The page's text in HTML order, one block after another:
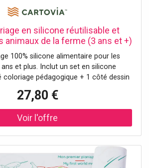
en silicone réutilisable et
animaux de la ferme (3 ans et +)
SuperPetit
100% silicone alimentaire pour les
et plus. Inclut un set en silicone
coloriage pédagogique + 1 côté dessin
- Entretien : rincer avec un
propre - Normes : ASTM / EN71-
3 - Emballage FSC imprimé avec de
27,80 €